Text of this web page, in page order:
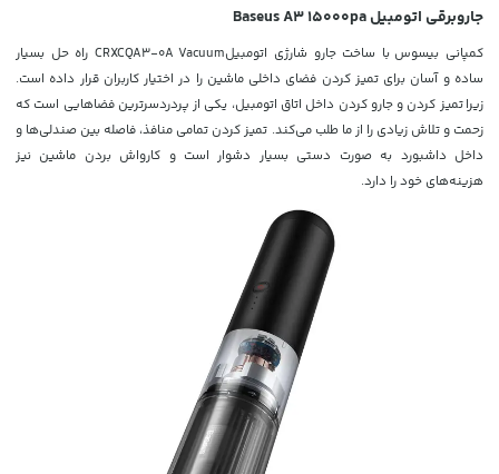
جاروبرقی اتومبیل Baseus A3 15000pa
کمپانی بیسوس با ساخت جارو شارژی اتومبیلCRXCQA3-0A Vacuum راه حل بسیار
ساده و آسان برای تمیز کردن فضای داخلی ماشین را در اختیار کاربران قرار داده است.
زیرا تمیز کردن و جارو کردن داخل اتاق اتومبیل، یکی از پردردسرترین فضاهایی است که
زحمت و تلاش زیادی را از ما طلب می‌کند. تمیز کردن تمامی منافذ، فاصله بین صندلی‌ها و
داخل داشبورد به صورت دستی بسیار دشوار است و کارواش بردن ماشین نیز
هزینه‌های خود را دارد.